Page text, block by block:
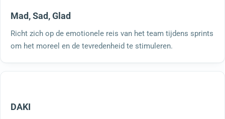
Mad, Sad, Glad
Richt zich op de emotionele reis van het team tijdens sprints
om het moreel en de tevredenheid te stimuleren.
DAKI